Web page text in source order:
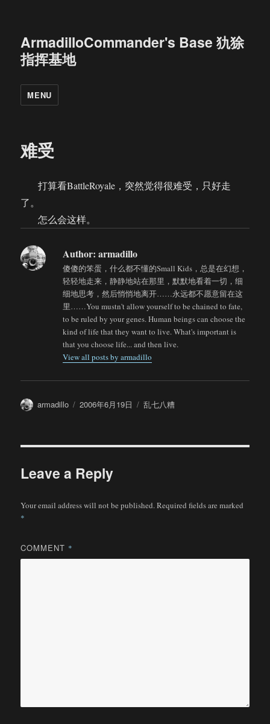
ArmadilloCommander's Base 犰狳
指挥基地
MENU
难受
打算看BattleRoyale，突然觉得很难受，只好走
了。
怎么会这样。
Author: armadillo
傻傻的笨蛋，什么都不懂的Small Kids，总是在幻想，
轻轻地走来，静静地站在那里，默默地看着一切，细
细地思考，然后悄悄地离开……永远都不愿意留在这
里……You mustn't allow yourself to be chained to fate,
to be ruled by your genes. Human beings can choose the
kind of life that they want to live. What's important is
that you choose life... and then live.
View all posts by armadillo
Author
armadillo
Posted
2006年6月19日 Categories
乱七八糟
Leave a Reply
Your email address will not be published.Required fields are marked
*
COMMENT *